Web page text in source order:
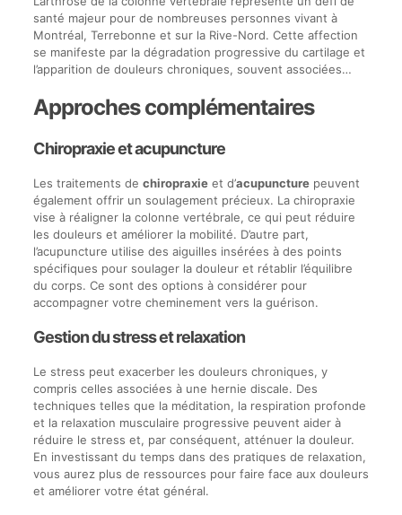
santé majeur pour de nombreuses personnes vivant à
Montréal, Terrebonne et sur la Rive-Nord. Cette affection
se manifeste par la dégradation progressive du cartilage et
l’apparition de douleurs chroniques, souvent associées…
Approches complémentaires
Chiropraxie et acupuncture
Les traitements de chiropraxieet d’acupuncturepeuvent
également offrir un soulagement précieux. La chiropraxie
vise à réaligner la colonne vertébrale, ce qui peut réduire
les douleurs et améliorer la mobilité. D’autre part,
l’acupuncture utilise des aiguilles insérées à des points
spécifiques pour soulager la douleur et rétablir l’équilibre
du corps. Ce sont des options à considérer pour
accompagner votre cheminement vers la guérison.
Gestion du stress et relaxation
Le stress peut exacerber les douleurs chroniques, y
compris celles associées à une hernie discale. Des
techniques telles que la méditation, la respiration profonde
et la relaxation musculaire progressive peuvent aider à
réduire le stress et, par conséquent, atténuer la douleur.
En investissant du temps dans des pratiques de relaxation,
vous aurez plus de ressources pour faire face aux douleurs
et améliorer votre état général.